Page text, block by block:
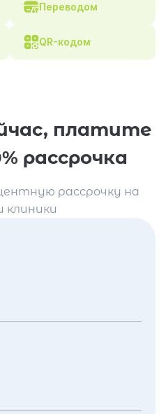
Переводом
QR-кодом
платите
рассрочка
рассрочку на
клиники